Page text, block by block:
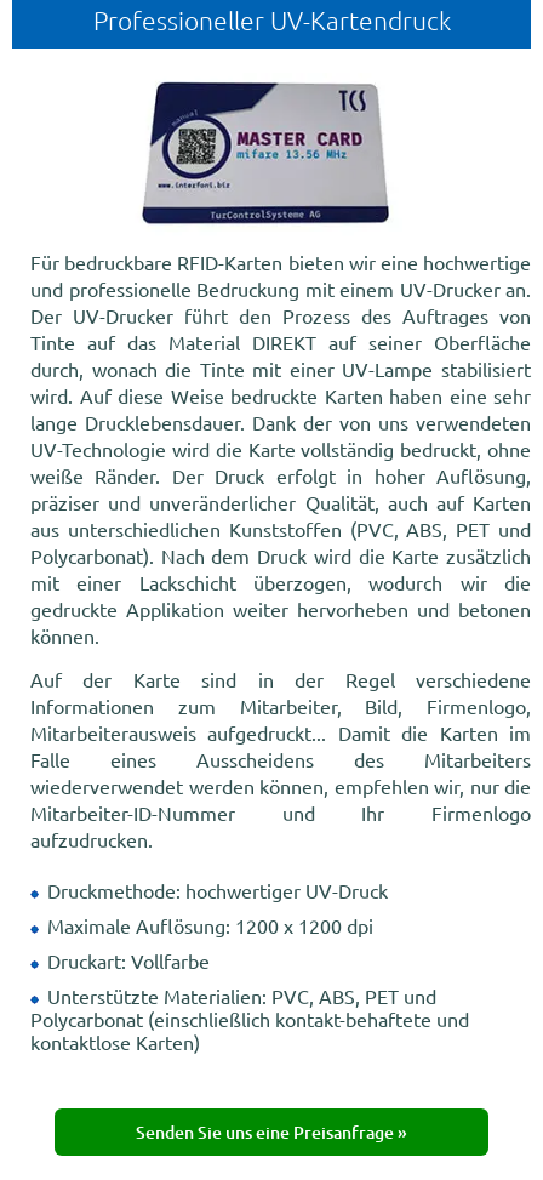
Professioneller UV-Kartendruck
Für bedruckbare RFID-Karten bieten wir eine hochwertige
und professionelle Bedruckung mit einem UV-Drucker an.
Der UV-Drucker führt den Prozess des Auftrages von
Tinte auf das Material DIREKT auf seiner Oberfläche
durch, wonach die Tinte mit einer UV-Lampe stabilisiert
wird. Auf diese Weise bedruckte Karten haben eine sehr
lange Drucklebensdauer. Dank der von uns verwendeten
UV-Technologie wird die Karte vollständig bedruckt, ohne
weiße Ränder. Der Druck erfolgt in hoher Auflösung,
präziser und unveränderlicher Qualität, auch auf Karten
aus unterschiedlichen Kunststoffen (PVC, ABS, PET und
Polycarbonat). Nach dem Druck wird die Karte zusätzlich
mit einer Lackschicht überzogen, wodurch wir die
gedruckte Applikation weiter hervorheben und betonen
können.
Auf der Karte sind in der Regel verschiedene
Informationen zum Mitarbeiter, Bild, Firmenlogo,
Mitarbeiterausweis aufgedruckt... Damit die Karten im
Falle eines Ausscheidens des Mitarbeiters
wiederverwendet werden können, empfehlen wir, nur die
Mitarbeiter-ID-Nummer und Ihr Firmenlogo
aufzudrucken.
Druckmethode: hochwertiger UV-Druck
Maximale Auflösung: 1200 x 1200 dpi
Druckart: Vollfarbe
Unterstützte Materialien: PVC, ABS, PET und
Polycarbonat (einschließlich kontakt-behaftete und
kontaktlose Karten)
Senden Sie uns eine Preisanfrage »